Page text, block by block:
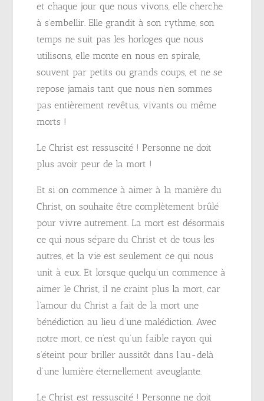
et chaque jour que nous vivons, elle cherche
à s’embellir. Elle grandit à son rythme, son
temps ne suit pas les horloges que nous
utilisons, elle monte en nous en spirale,
souvent par petits ou grands coups, et ne se
repose jamais tant que nous n’en sommes
pas entièrement revêtus, vivants ou même
morts !
Le Christ est ressuscité ! Personne ne doit
plus avoir peur de la mort !
Et si on commence à aimer à la manière du
Christ, on souhaite être complètement brûlé
pour vivre autrement. La mort est désormais
ce qui nous sépare du Christ et de tous les
autres, et la vie est seulement ce qui nous
unit à eux. Et lorsque quelqu’un commence à
aimer le Christ, il ne craint plus la mort, car
l’amour du Christ a fait de la mort une
bénédiction au lieu d’une malédiction. Avec
notre mort, ce n’est qu’un faible rayon qui
s’éteint pour briller aussitôt dans l’au-delà
d’une lumière éternellement aveuglante.
Le Christ est ressuscité ! Personne ne doit